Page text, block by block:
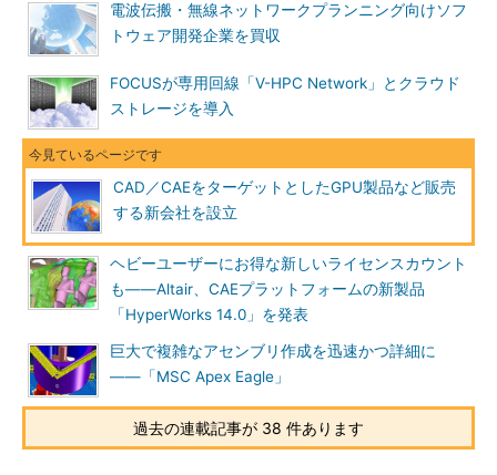
電波伝搬・無線ネットワークプランニング向けソフ
トウェア開発企業を買収
FOCUSが専用回線「V-HPC Network」とクラウド
ストレージを導入
CAD／CAEをターゲットとしたGPU製品など販売
する新会社を設立
ヘビーユーザーにお得な新しいライセンスカウント
も――Altair、CAEプラットフォームの新製品
「HyperWorks 14.0」を発表
巨大で複雑なアセンブリ作成を迅速かつ詳細に
――「MSC Apex Eagle」
過去の連載記事が 38 件あります